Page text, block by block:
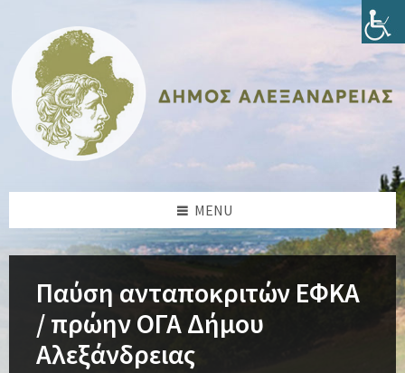
content
sidebar
sidebar
footer
MENU
Παύση ανταποκριτών ΕΦΚΑ
/ πρώην ΟΓΑ Δήμου
Αλεξάνδρειας